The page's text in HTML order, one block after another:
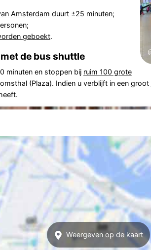
Amsterdam duurt ±25 minuten;
geboekt.
de bus shuttle
minuten en stoppen bij ruim 100 grote
(Plaza). Indien u verblijft in een groot
Weergeven op de kaart